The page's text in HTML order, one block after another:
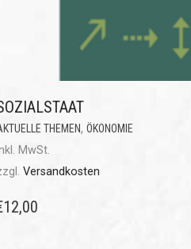
THEMEN, ÖKONOMIE
MwSt.
Versandkosten
12,00